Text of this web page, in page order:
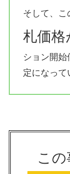
そして、こ
札価格
ション開
定になって
この